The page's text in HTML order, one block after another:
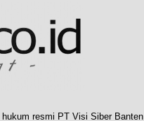
resmi PT Visi Siber Banten